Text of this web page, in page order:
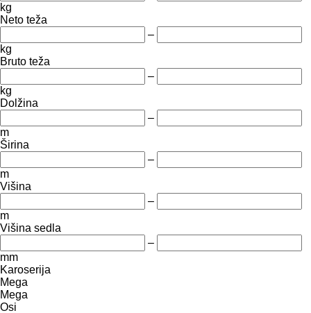
kg
Neto teža
–
kg
Bruto teža
–
kg
Dolžina
–
m
Širina
–
m
Višina
–
m
Višina sedla
–
mm
Karoserija
Mega
Mega
Osi